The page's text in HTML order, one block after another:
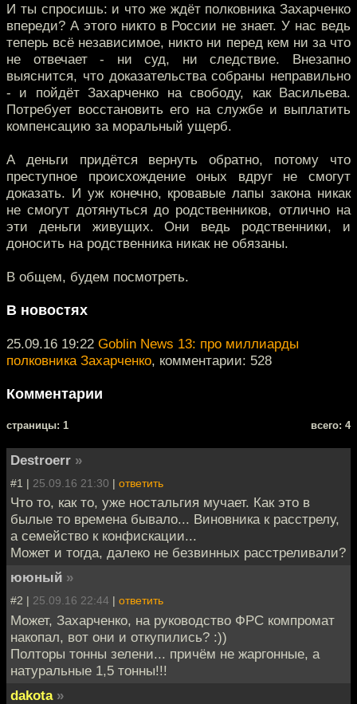
И ты спросишь: и что же ждёт полковника Захарченко
впереди? А этого никто в России не знает. У нас ведь
теперь всё независимое, никто ни перед кем ни за что
не отвечает - ни суд, ни следствие. Внезапно
выяснится, что доказательства собраны неправильно
- и пойдёт Захарченко на свободу, как Васильева.
Потребует восстановить его на службе и выплатить
компенсацию за моральный ущерб.
А деньги придётся вернуть обратно, потому что
преступное происхождение оных вдруг не смогут
доказать. И уж конечно, кровавые лапы закона никак
не смогут дотянуться до родственников, отлично на
эти деньги живущих. Они ведь родственники, и
доносить на родственника никак не обязаны.
В общем, будем посмотреть.
В новостях
25.09.16 19:22 Goblin News 13: про миллиарды
полковника Захарченко, комментарии: 528
Комментарии
cтраницы: 1 всего: 4
Destroerr »
#1 | 25.09.16 21:30 | ответить
Что то, как то, уже ностальгия мучает. Как это в
былые то времена бывало... Виновника к расстрелу,
а семейство к конфискации...
Может и тогда, далеко не безвинных расстреливали?
ююный »
#2 | 25.09.16 22:44 | ответить
Может, Захарченко, на руководство ФРС компромат
накопал, вот они и откупились? :))
Полторы тонны зелени... причём не жаргонные, а
натуральные 1,5 тонны!!!
dakota »